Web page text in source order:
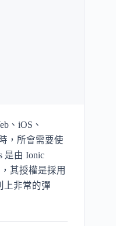
、iOS、
，所會需要使
是由 Ionic
其授權是採用
上非常的彈